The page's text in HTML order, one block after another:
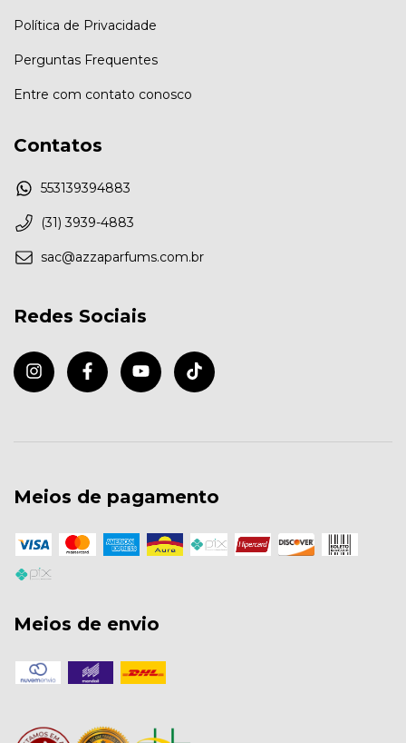
Política de Privacidade
Perguntas Frequentes
Entre com contato conosco
Contatos
553139394883
(31) 3939-4883
sac@azzaparfums.com.br
Redes Sociais
Meios de pagamento
Meios de envio